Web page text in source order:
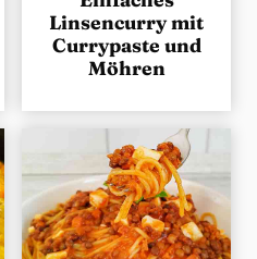
Linsencurry mit
Currypaste und
Möhren